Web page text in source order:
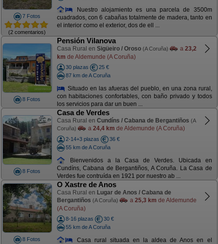
7 Fotos
(2 comentarios)
Nuestro alojamiento es una parcela de 3500m
cuadrados, con 6 cabañas totalmente de madera, tanto en
el interior como el exterior, dos de ell ...
8 Fotos
Pensión Vilanova
Casa Rural en Sigüeiro / Oroso (A Coruña) a 23,2
km de Aldemunde (A Coruña)
30 plazas
25 €
87 km de A Coruña
Situado en las afueras del pueblo, en una zona rural,
con habitaciones confortables, con baño privado y todos
los servicios para dar un buen ...
8 Fotos
Casa de Verdes
Casa Rural en Cundíns / Cabana de Bergantiños (A
Coruña)
a 24,4 km de Aldemunde (A Coruña)
2-14+3 plazas
36 €
55 km de A Coruña
Bienvenidos a la Casa de Verdes. Ubicada en
Cundíns, Cabana de Bergantiños, A Coruña. La Casa de
Verdes fue contruída en 1921 por nuestro ab ...
8 Fotos
O Xastre de Anos
Casa Rural en Lugar de Anos / Cabana de
Bergantiños (A Coruña) a 25,3 km de Aldemunde
(A Coruña)
8-16 plazas
30 €
55 km de A Coruña
Casa rural situada en la aldea de Anos en el